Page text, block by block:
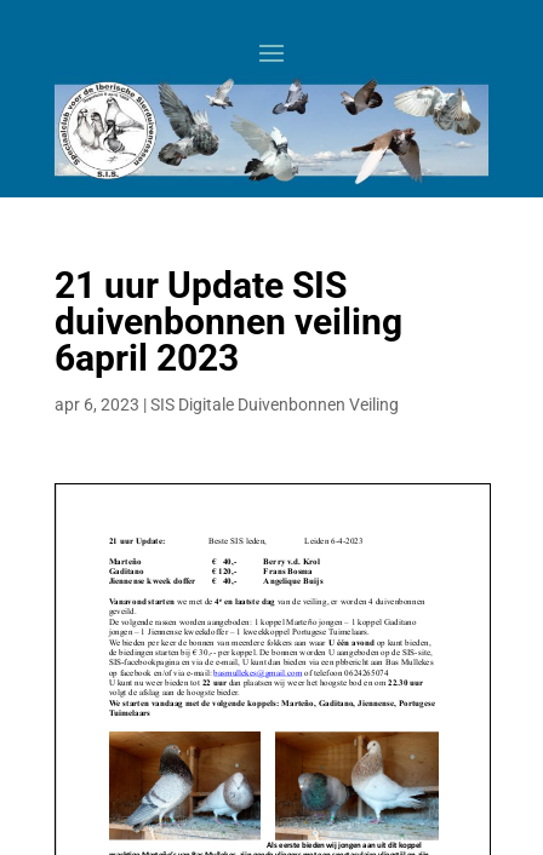
21 uur Update SIS
duivenbonnen veiling
6april 2023
apr 6, 2023 |SIS Digitale Duivenbonnen Veiling